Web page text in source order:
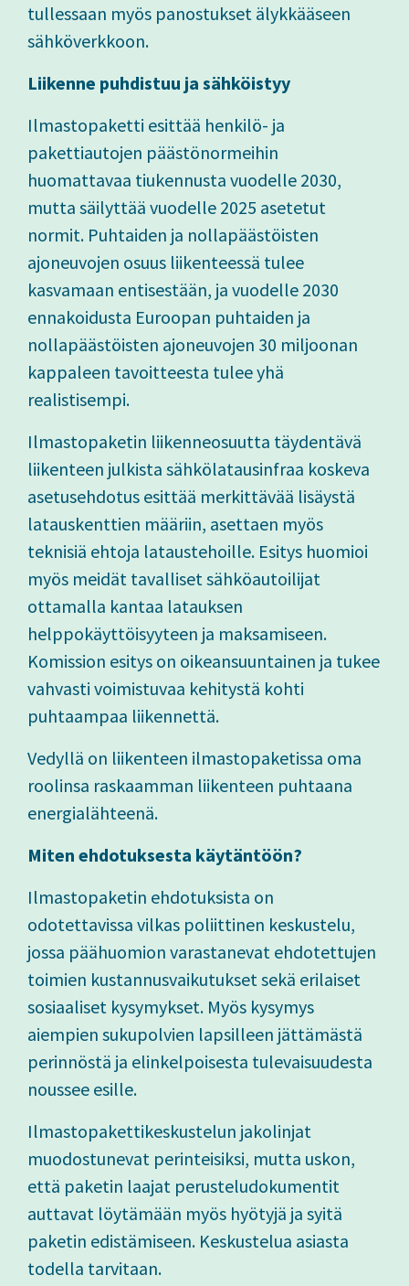
tullessaan myös panostukset älykkääseen
sähköverkkoon.
Liikenne puhdistuu ja sähköistyy
Ilmastopaketti esittää henkilö- ja
pakettiautojen päästönormeihin
huomattavaa tiukennusta vuodelle 2030,
mutta säilyttää vuodelle 2025 asetetut
normit. Puhtaiden ja nollapäästöisten
ajoneuvojen osuus liikenteessä tulee
kasvamaan entisestään, ja vuodelle 2030
ennakoidusta Euroopan puhtaiden ja
nollapäästöisten ajoneuvojen 30 miljoonan
kappaleen tavoitteesta tulee yhä
realistisempi.
Ilmastopaketin liikenneosuutta täydentävä
liikenteen julkista sähkölatausinfraa koskeva
asetusehdotus esittää merkittävää lisäystä
latauskenttien määriin, asettaen myös
teknisiä ehtoja lataustehoille. Esitys huomioi
myös meidät tavalliset sähköautoilijat
ottamalla kantaa latauksen
helppokäyttöisyyteen ja maksamiseen.
Komission esitys on oikeansuuntainen ja tukee
vahvasti voimistuvaa kehitystä kohti
puhtaampaa liikennettä.
Vedyllä on liikenteen ilmastopaketissa oma
roolinsa raskaamman liikenteen puhtaana
energialähteenä.
Miten ehdotuksesta käytäntöön?
Ilmastopaketin ehdotuksista on
odotettavissa vilkas poliittinen keskustelu,
jossa päähuomion varastanevat ehdotettujen
toimien kustannusvaikutukset sekä erilaiset
sosiaaliset kysymykset. Myös kysymys
aiempien sukupolvien lapsilleen jättämästä
perinnöstä ja elinkelpoisesta tulevaisuudesta
noussee esille.
Ilmastopakettikeskustelun jakolinjat
muodostunevat perinteisiksi, mutta uskon,
että paketin laajat perusteludokumentit
auttavat löytämään myös hyötyjä ja syitä
paketin edistämiseen. Keskustelua asiasta
todella tarvitaan.